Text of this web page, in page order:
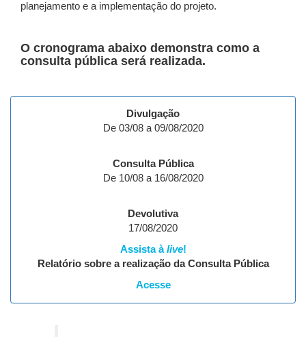
planejamento e a implementação do projeto.
​O cronograma abaixo demonstra como a
consulta pública será realizada.
Divulgação
De 03/08 a 09/08/2020
Consulta Pública
De 10/08 a 16/08/2020
Devolutiva
17/08/2020
Assista àlive!
Relatório sobre a realização da Consulta Pública
Acesse